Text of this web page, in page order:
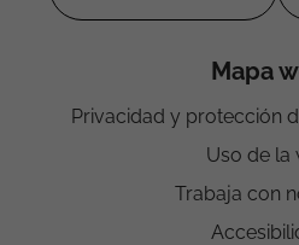
Mapa
Privacidad y protección
Uso de la
Trabaja con